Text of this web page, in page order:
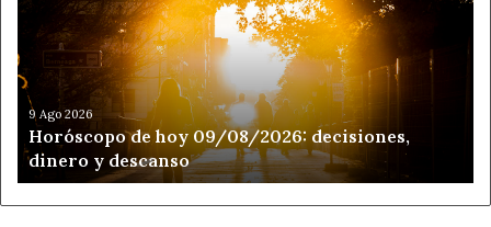
09/08/2026:
decisiones,
dinero
y
descanso
9 Ago 2026
Horóscopo de hoy 09/08/2026: decisiones,
dinero y descanso